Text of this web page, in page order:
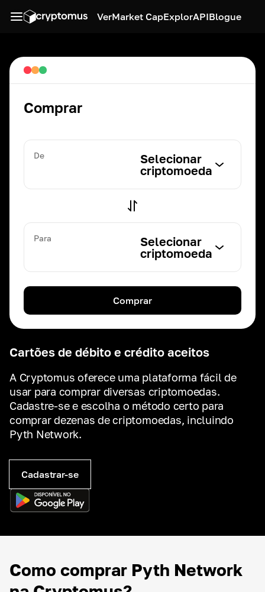
VerMarket CapExplorAPIBlogue
Cartões de débito e crédito aceitos
A Cryptomus oferece uma plataforma fácil de
usar para comprar diversas criptomoedas.
Cadastre-se e escolha o método certo para
comprar dezenas de criptomoedas, incluindo
Pyth Network.
Cadastrar-se
Comprar
De
Selecionar
criptomoeda
Para
Selecionar
criptomoeda
Comprar
Como comprar Pyth Network